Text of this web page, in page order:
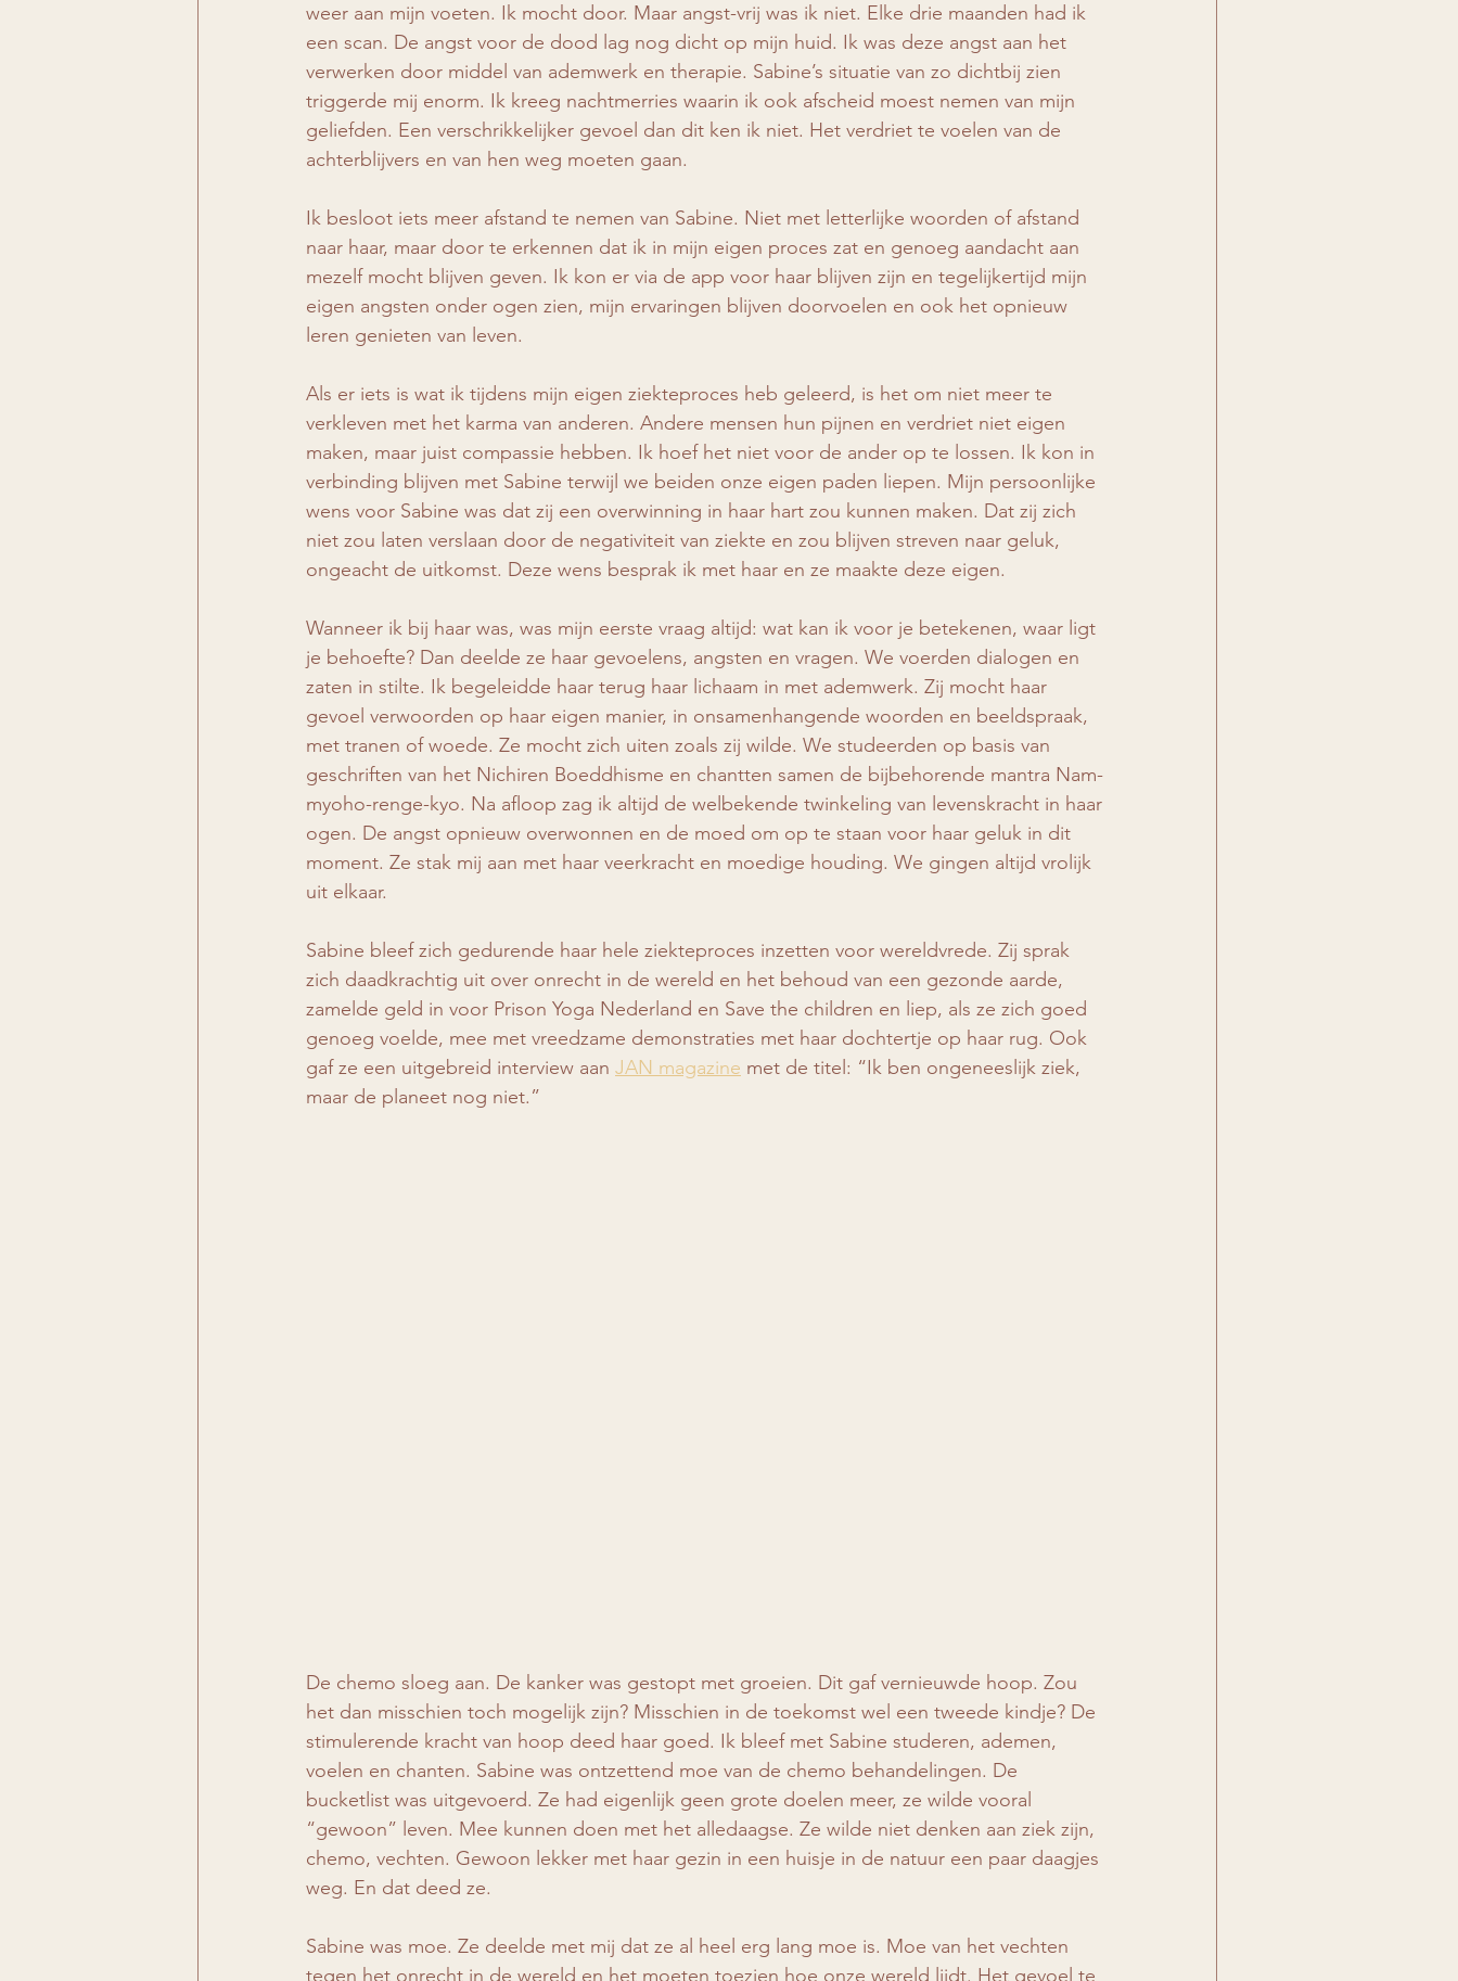
weer aan mijn voeten. Ik mocht door. Maar angst-vrij was ik niet. Elke drie maanden had ik
een scan. De angst voor de dood lag nog dicht op mijn huid. Ik was deze angst aan het
verwerken door middel van ademwerk en therapie. Sabine’s situatie van zo dichtbij zien
triggerde mij enorm. Ik kreeg nachtmerries waarin ik ook afscheid moest nemen van mijn
geliefden. Een verschrikkelijker gevoel dan dit ken ik niet. Het verdriet te voelen van de
achterblijvers en van hen weg moeten gaan.
Ik besloot iets meer afstand te nemen van Sabine. Niet met letterlijke woorden of afstand
naar haar, maar door te erkennen dat ik in mijn eigen proces zat en genoeg aandacht aan
mezelf mocht blijven geven. Ik kon er via de app voor haar blijven zijn en tegelijkertijd mijn
eigen angsten onder ogen zien, mijn ervaringen blijven doorvoelen en ook het opnieuw
leren genieten van leven.
Als er iets is wat ik tijdens mijn eigen ziekteproces heb geleerd, is het om niet meer te
verkleven met het karma van anderen. Andere mensen hun pijnen en verdriet niet eigen
maken, maar juist compassie hebben. Ik hoef het niet voor de ander op te lossen. Ik kon in
verbinding blijven met Sabine terwijl we beiden onze eigen paden liepen. Mijn persoonlijke
wens voor Sabine was dat zij een overwinning in haar hart zou kunnen maken. Dat zij zich
niet zou laten verslaan door de negativiteit van ziekte en zou blijven streven naar geluk,
ongeacht de uitkomst. Deze wens besprak ik met haar en ze maakte deze eigen.
Wanneer ik bij haar was, was mijn eerste vraag altijd: wat kan ik voor je betekenen, waar ligt
je behoefte? Dan deelde ze haar gevoelens, angsten en vragen. We voerden dialogen en
zaten in stilte. Ik begeleidde haar terug haar lichaam in met ademwerk. Zij mocht haar
gevoel verwoorden op haar eigen manier, in onsamenhangende woorden en beeldspraak,
met tranen of woede. Ze mocht zich uiten zoals zij wilde. We studeerden op basis van
geschriften van het Nichiren Boeddhisme en chantten samen de bijbehorende mantra Nam-
myoho-renge-kyo. Na afloop zag ik altijd de welbekende twinkeling van levenskracht in haar
ogen. De angst opnieuw overwonnen en de moed om op te staan voor haar geluk in dit
moment. Ze stak mij aan met haar veerkracht en moedige houding. We gingen altijd vrolijk
uit elkaar.
Sabine bleef zich gedurende haar hele ziekteproces inzetten voor wereldvrede. Zij sprak
zich daadkrachtig uit over onrecht in de wereld en het behoud van een gezonde aarde,
zamelde geld in voor Prison Yoga Nederland en Save the children en liep, als ze zich goed
genoeg voelde, mee met vreedzame demonstraties met haar dochtertje op haar rug. Ook
gaf ze een uitgebreid interview aan JAN magazine met de titel: “Ik ben ongeneeslijk ziek,
maar de planeet nog niet.”
De chemo sloeg aan. De kanker was gestopt met groeien. Dit gaf vernieuwde hoop. Zou
het dan misschien toch mogelijk zijn? Misschien in de toekomst wel een tweede kindje? De
stimulerende kracht van hoop deed haar goed. Ik bleef met Sabine studeren, ademen,
voelen en chanten. Sabine was ontzettend moe van de chemo behandelingen. De
bucketlist was uitgevoerd. Ze had eigenlijk geen grote doelen meer, ze wilde vooral
“gewoon” leven. Mee kunnen doen met het alledaagse. Ze wilde niet denken aan ziek zijn,
chemo, vechten. Gewoon lekker met haar gezin in een huisje in de natuur een paar daagjes
weg. En dat deed ze.
Sabine was moe. Ze deelde met mij dat ze al heel erg lang moe is. Moe van het vechten
tegen het onrecht in de wereld en het moeten toezien hoe onze wereld lijdt. Het gevoel te